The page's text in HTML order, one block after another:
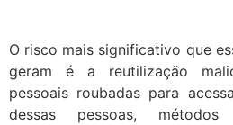
O risco mais significativo que
geram é a reutilização
pessoais roubadas para
dessas pessoas,